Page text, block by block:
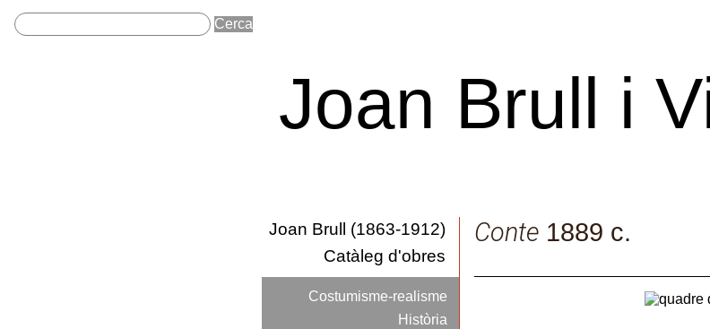
Joan Brull i
Seccions principals
Sobre Joan Brull
Joan Brull (1863-1912)
Catàleg d'obres
CategoriesCostumisme-realisme
Història
Catàleg d'obres
Conte 1889 c.